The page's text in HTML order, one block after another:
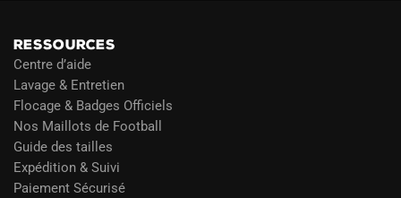
RESSOURCES
Centre d’aide
Lavage & Entretien
Flocage & Badges Officiels
Nos Maillots de Football
Guide des tailles
Expédition & Suivi
Paiement Sécurisé